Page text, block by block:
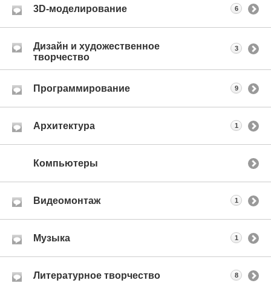
3D-моделирование 6
Дизайн и художественное
творчество
3
Программирование 9
Архитектура 1
Компьютеры
Видеомонтаж 1
Музыка 1
Литературное творчество 8